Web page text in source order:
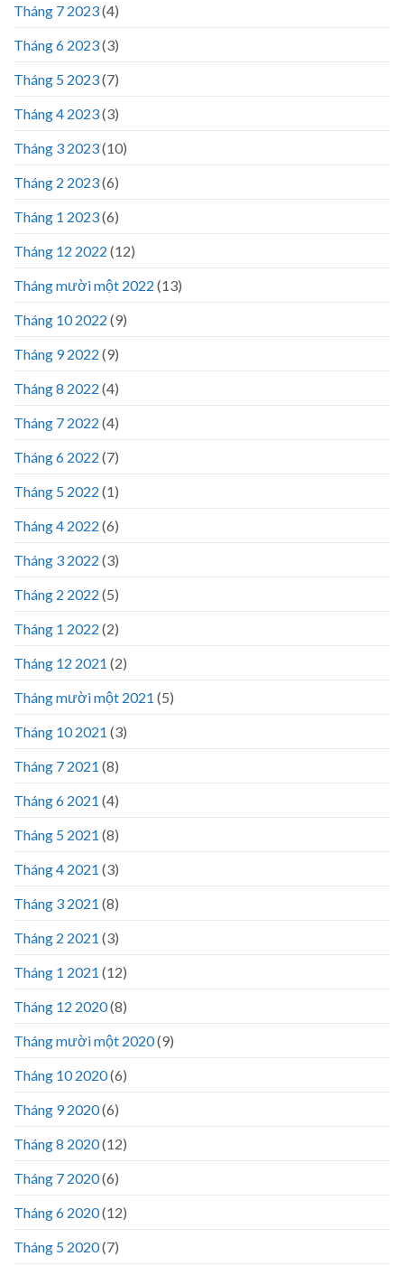
Tháng 7 2023(4)
Tháng 6 2023(3)
Tháng 5 2023(7)
Tháng 4 2023(3)
Tháng 3 2023(10)
Tháng 2 2023(6)
Tháng 1 2023(6)
Tháng 12 2022 (12)
Tháng mười một 2022 (13)
Tháng 10 2022 (9)
Tháng 9 2022 (9)
Tháng 8 2022 (4)
Tháng 7 2022 (4)
Tháng 6 2022 (7)
Tháng 5 2022 (1)
Tháng 4 2022 (6)
Tháng 3 2022 (3)
Tháng 2 2022 (5)
Tháng 1 2022 (2)
Tháng 12 2021 (2)
Tháng mười một 2021 (5)
Tháng 10 2021 (3)
Tháng 7 2021 (8)
Tháng 6 2021 (4)
Tháng 5 2021 (8)
Tháng 4 2021 (3)
Tháng 3 2021 (8)
Tháng 2 2021 (3)
Tháng 1 2021 (12)
Tháng 12 2020(8)
Tháng mười một 2020(9)
Tháng 10 2020(6)
Tháng 9 2020(6)
Tháng 8 2020(12)
Tháng 7 2020(6)
Tháng 6 2020(12)
Tháng 5 2020(7)